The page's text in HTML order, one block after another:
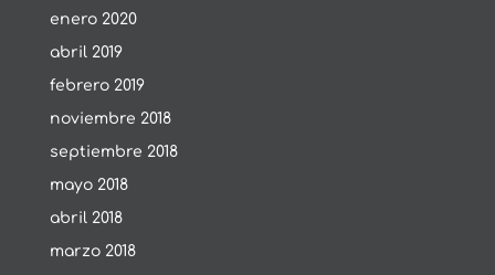
enero 2020
abril 2019
febrero 2019
noviembre 2018
septiembre 2018
mayo 2018
abril 2018
marzo 2018